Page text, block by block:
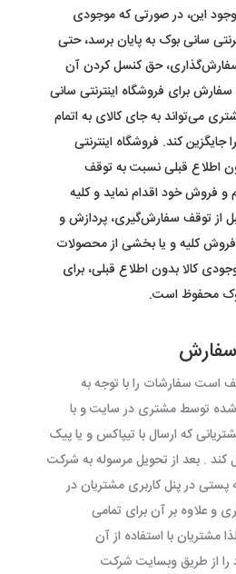
این، در صورتی که موجودی
سانی بوک به پایان برسد، حتی
حق کنسل کردن آن
برای فروشگاه اینترنتی سانی
می‏‌تواند به جای کالای به اتمام
کند. فروشگاه اینترنتی
اطلاع قبلی نسبت به توقف
فروش خود اقدام نماید و کلیه
توقف سفارش‌‏گیری، پردازش و
کلیه و یا بخشی از محصولات
کالا بدون اطلاع قبلی، برای
محفوظ است.
است سفارشات را با توجه به
توسط مشتری در سایت و با
که ارسال با تیپاکس و یا پیک
کند . بعد از تحویل مرسوله به شرکت
در پنل کاربری مشتریان در
و علاوه بر آن برای تمامی
مشتریان با استفاده از آن
از طریق وبسایت شرکت